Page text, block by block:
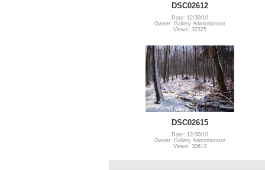
DSC02612
Date: 12/30/10
Owner: Gallery Administrator
Views: 32325
DSC02615
Date: 12/30/10
Owner: Gallery Administrator
Views: 30613